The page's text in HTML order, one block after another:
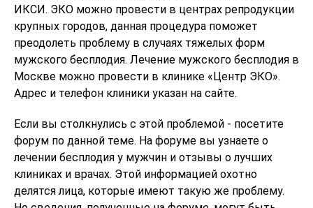
ИКСИ. ЭКО можно провести в центрах репродукции
крупных городов, данная процедура поможет
преодолеть проблему в случаях тяжелых форм
мужского бесплодия. Лечение мужского бесплодия в
Москве можно провести в клинике «Центр ЭКО».
Адрес и телефон клиники указан на сайте.
Если вы столкнулись с этой проблемой - посетите
форум по данной теме. На форуме вы узнаете о
лечении бесплодия у мужчин и отзывы о лучших
клиниках и врачах. Этой информацией охотно
делятся лица, которые имеют такую же проблему.